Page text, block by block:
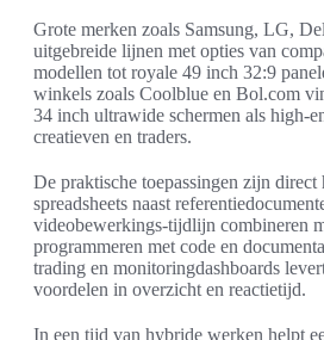
Grote merken zoals Samsung, LG,
uitgebreide lijnen met opties van
modellen tot royale 49 inch 32:9
winkels zoals Coolblue en Bol.com
34 inch ultrawide schermen als high-
creatieven en traders.
De praktische toepassingen zijn direct
spreadsheets naast
videobewerkings-tijdlijn combineren
programmeren met code en
trading en monitoringdashboards
voordelen in overzicht en reactietijd.
In een tijd van hybride werken helpt